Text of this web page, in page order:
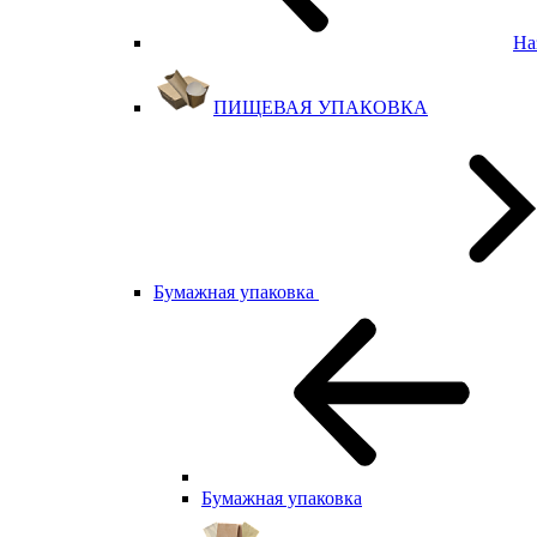
ПИЩЕВАЯ УПАКОВКА
Бумажная упаковка
Бумажная упаковка